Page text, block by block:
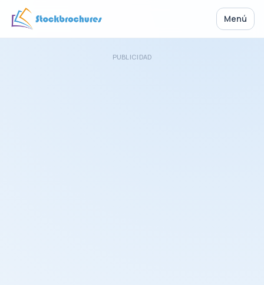
Menú
PUBLICIDAD